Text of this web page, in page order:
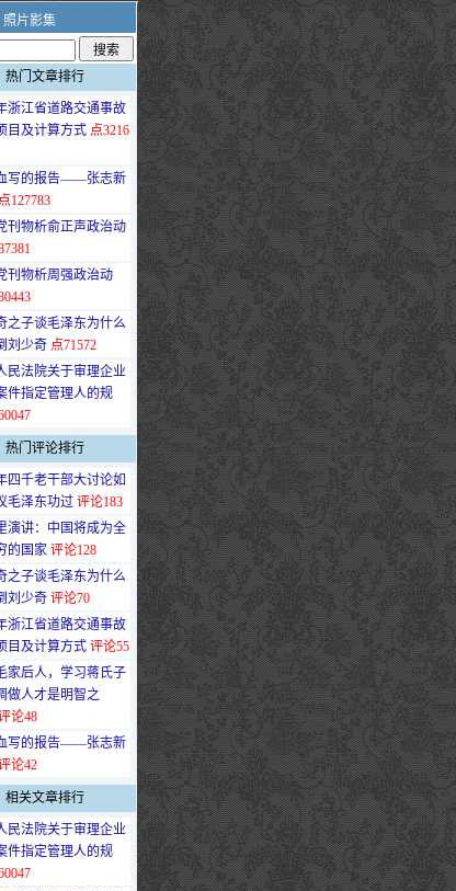
照片影集
热门文章排行
浙江省道路交通事故
目及计算方式 点3216
写的报告——张志新
点127783
刊物析俞正声政治动
刊物析周强政治动
之子谈毛泽东为什么
刘少奇 点71572
民法院关于审理企业
件指定管理人的规
热门评论排行
四千老干部大讨论如
毛泽东功过 评论183
演讲：中国将成为全
的国家 评论128
之子谈毛泽东为什么
刘少奇 评论70
浙江省道路交通事故
目及计算方式 评论55
家后人，学习蒋氏子
做人才是明智之
论48
写的报告——张志新
论42
相关文章排行
民法院关于审理企业
件指定管理人的规